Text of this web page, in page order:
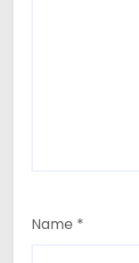
Name *